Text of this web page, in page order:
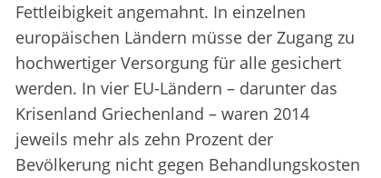
Fettleibigkeit angemahnt. In einzelnen
europäischen Ländern müsse der Zugang zu
hochwertiger Versorgung für alle gesichert
werden. In vier EU-Ländern – darunter das
Krisenland Griechenland – waren 2014
jeweils mehr als zehn Prozent der
Bevölkerung nicht gegen Behandlungskosten